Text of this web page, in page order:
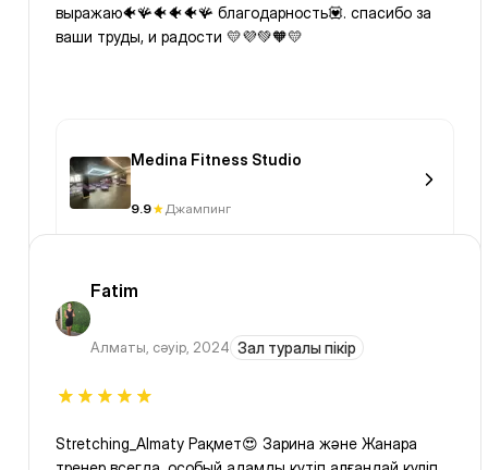
выражаю🐠🪸🐠🐠🐠🪸 благодарность💟. спасибо за
ваши труды, и радости 💛💜💚🧡💛
Medina Fitness Studio
9.9 Джампинг
Fatim
Алматы, сәуір, 2024 Зал туралы пікір
Stretching_Almaty Рақмет😍 Зарина және Жанара